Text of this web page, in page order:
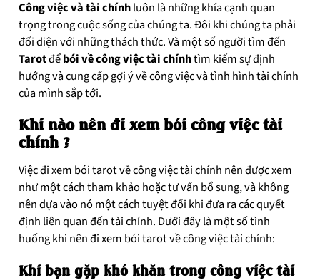
Công việc và tài chínhluôn là những khía cạnh quan
trọng trong cuộc sống của chúng ta. Đôi khi chúng ta phải
đối diện với những thách thức. Và một số người tìm đến
Tarotđểbói về công việc tài chínhtìm kiếm sự định
hướng và cung cấp gợi ý về công việc và tình hình tài chính
của mình sắp tới.
Khi nào nên đi xem bói công việc tài
chính?
Việc đi xem bói tarot về công việc tài chính nên được xem
như một cách tham khảo hoặc tư vấn bổ sung, và không
nên dựa vào nó một cách tuyệt đối khi đưa ra các quyết
định liên quan đến tài chính. Dưới đây là một số tình
huống khi nên đi xem bói tarot về công việc tài chính:
Khi bạn gặp khó khăn trong công việc tài